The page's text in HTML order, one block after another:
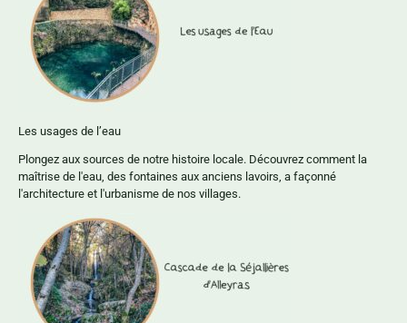
Les usages de l’eau
Plongez aux sources de notre histoire locale. Découvrez comment la
maîtrise de l'eau, des fontaines aux anciens lavoirs, a façonné
l'architecture et l'urbanisme de nos villages.